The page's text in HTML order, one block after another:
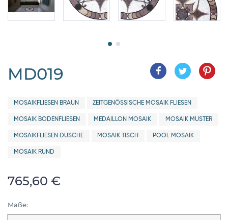
MD019
MOSAIKFLIESEN BRAUN ZEITGENÖSSISCHE MOSAIK FLIESEN
MOSAIK BODENFLIESEN MEDAILLON MOSAIK MOSAIK MUSTER
MOSAIKFLIESEN DUSCHE MOSAIK TISCH POOL MOSAIK
MOSAIK RUND
765,60 €
Maße: